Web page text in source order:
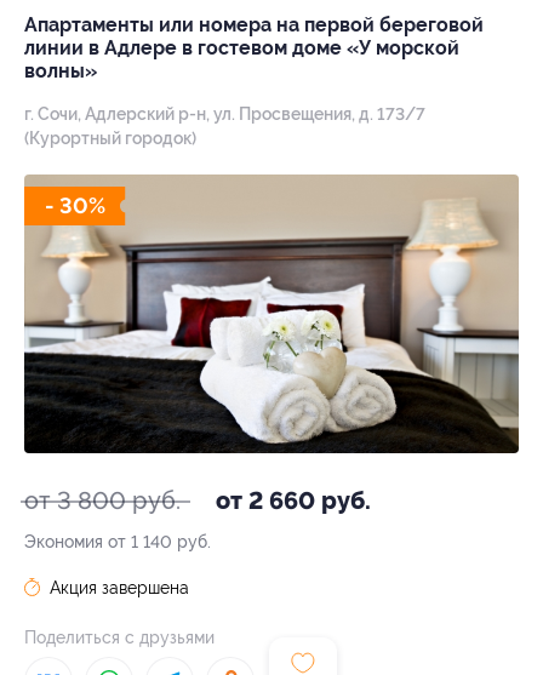
Апартаменты или номера на первой береговой
линии в Адлере в гостевом доме «У морской
волны»
г. Сочи, Адлерский р-н, ул. Просвещения, д. 173/7
(Курортный городок)
- 30%
от 3 800 руб. от 2 660 руб.
Экономия от 1 140 руб.
Акция завершена
Поделиться с друзьями